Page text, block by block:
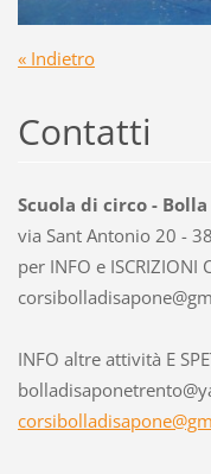
« Indietro
Contatti
Scuola di circo -
via Sant Antonio 20 -
per INFO e ISCRIZIONI
corsibolladisapo
INFO altre attività E